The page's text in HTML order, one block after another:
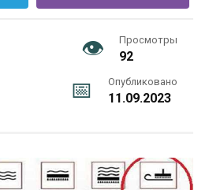
Просмотры
92
Опубликовано
11.09.2023